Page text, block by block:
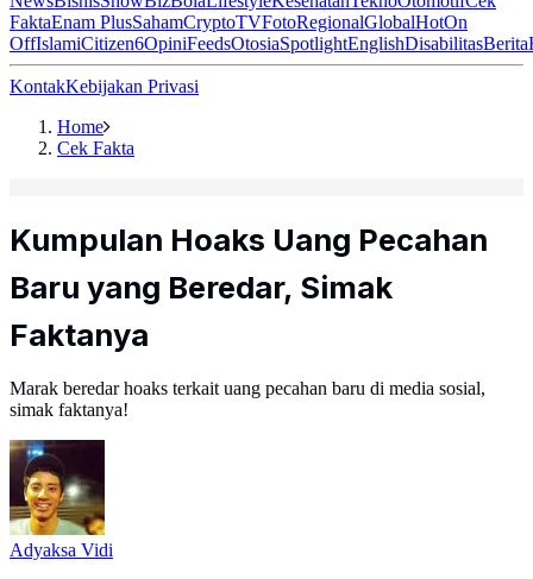
FaktaEnam PlusSahamCryptoTVFotoRegionalGlobalHotOn
OffIslamiCitizen6OpiniFeedsOtosiaSpotlightEnglishDisabilitasBerita
KontakKebijakan Privasi
Home
Cek Fakta
Kumpulan Hoaks Uang Pecahan
Baru yang Beredar, Simak
Faktanya
Marak beredar hoaks terkait uang pecahan baru di media sosial,
simak faktanya!
Adyaksa Vidi